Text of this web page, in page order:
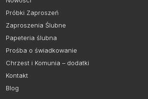
Próbki Zaproszeń
Zaproszenia Ślubne
Papeteria ślubna
Prośba o świadkowanie
Chrzest i Komunia – dodatki
Kontakt
Blog